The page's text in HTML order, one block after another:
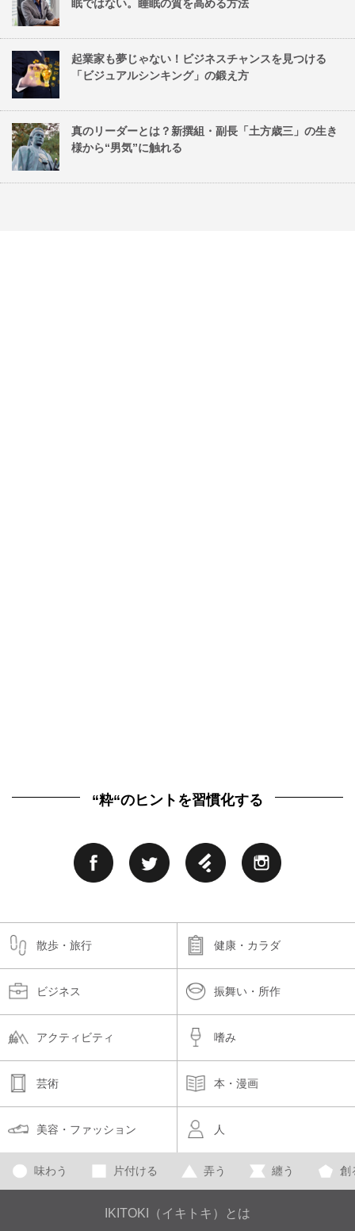
眠ではない。睡眠の質を高める方法
起業家も夢じゃない！ビジネスチャンスを見つける
「ビジュアルシンキング」の鍛え方
真のリーダーとは？新撰組・副長「土方歳三」の生き
様から“男気”に触れる
“粋“のヒントを習慣化する
散歩・旅行 健康・カラダ
ビジネス 振舞い・所作
アクティビティ 嗜み
芸術 本・漫画
美容・ファッション 人
味わう 片付ける 弄う 纏う 創
IKITOKI（イキトキ）とは